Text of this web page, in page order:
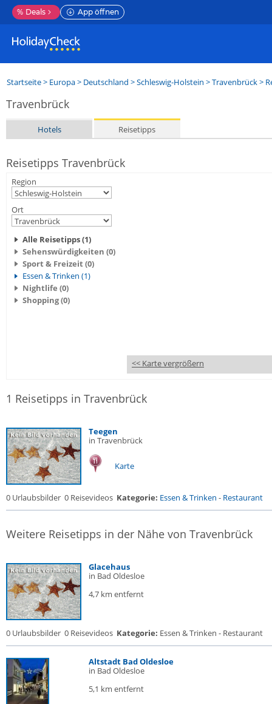
% Deals App öffnen
Startseite> Europa> Deutschland >Schleswig-Holstein >Travenbrück>
Travenbrück
Hotels Reisetipps
Reisetipps Travenbrück
Region
Ort
Alle Reisetipps (1)
Sehenswürdigkeiten (0)
Sport & Freizeit (0)
Essen & Trinken (1)
Nightlife (0)
Shopping (0)
<< Karte vergrößern
1 Reisetipps in Travenbrück
Teegen
in Travenbrück
Karte
0 Urlaubsbilder 0 Reisevideos Kategorie: Essen & Trinken - Restaurant
Weitere Reisetipps in der Nähe von Travenbrück
Glacehaus
in Bad Oldesloe
4,7 km entfernt
0 Urlaubsbilder 0 Reisevideos Kategorie: Essen & Trinken - Restaurant
Altstadt Bad Oldesloe
in Bad Oldesloe
5,1 km entfernt